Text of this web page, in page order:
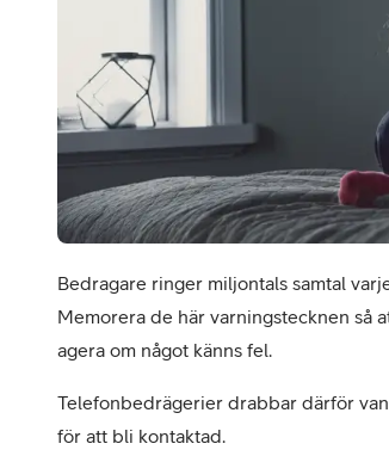
Smartwatches
Apple Watch
Samsung Galaxy Watch
Bedragare ringer miljontals samtal
Memorera de här varningstecknen så
agera om något känns fel.
Telefonbedrägerier drabbar därför
för att bli kontaktad.